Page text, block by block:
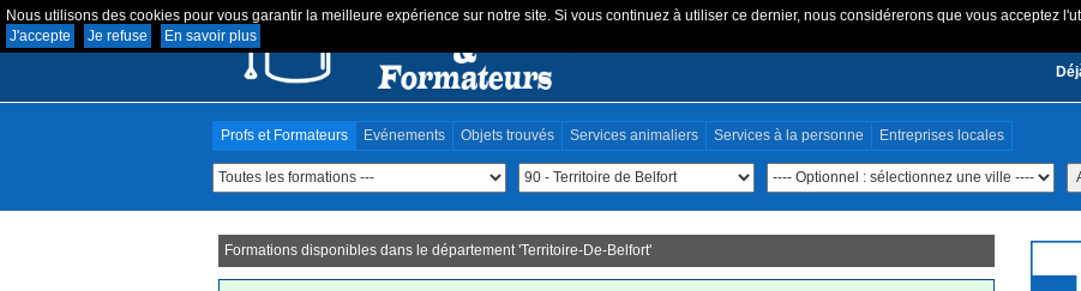
Nous utilisons des cookies pour vous garantir la meilleure expérience sur notre site. Si vous continuez à utiliser ce dernier, nous considérerons que vous acceptez
J'accepte
Je refuse En savoir plus
Profs et Formateurs Evénements Objets trouvés Services animaliers Services à la personne Entreprises locales
Formations disponibles dans le département 'Territoire-De-Belfort'